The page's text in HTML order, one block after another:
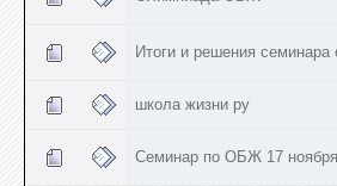
Итоги и решения семинара
школа жизни ру
Семинар по ОБЖ 17